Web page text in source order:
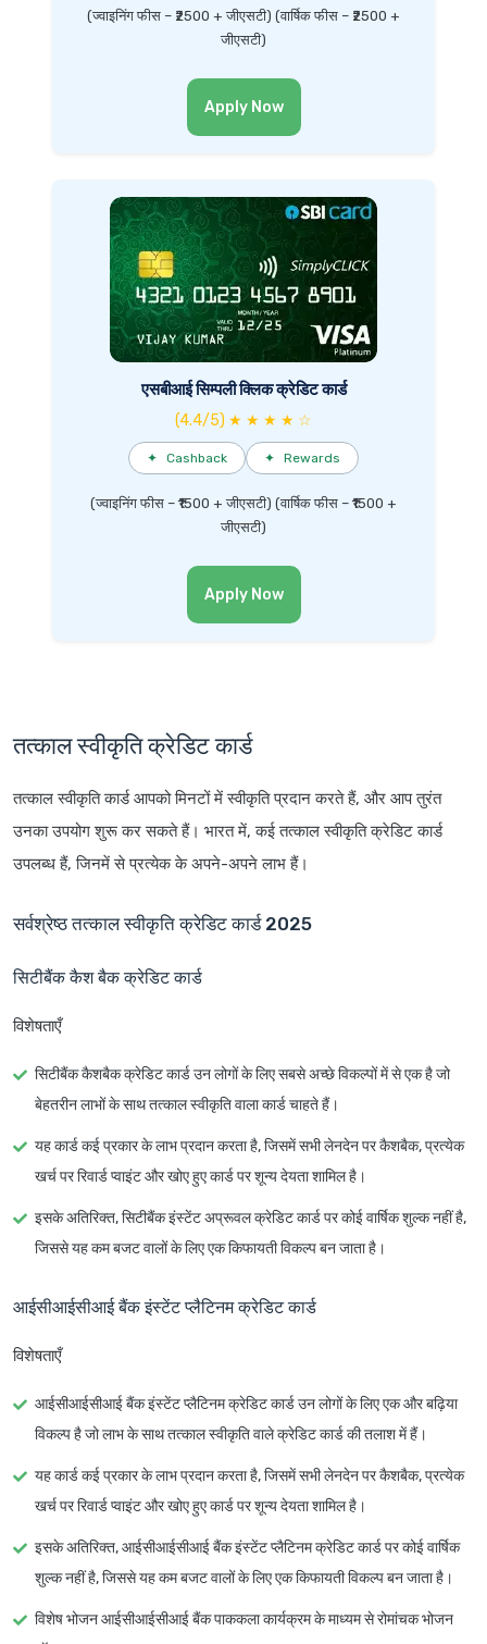
(ज्वाइनिंग फीस – ₹2500 + जीएसटी) (वार्षिक फीस – ₹2500 +
जीएसटी)
Apply Now
एसबीआई सिम्पली क्लिक क्रेडिट कार्ड
(4.4/5) ★ ★ ★ ★ ☆
✦ Cashback ✦ Rewards
(ज्वाइनिंग फीस – ₹1500 + जीएसटी) (वार्षिक फीस – ₹1500 +
जीएसटी)
Apply Now
तत्काल स्वीकृति क्रेडिट कार्ड
तत्काल स्वीकृति कार्ड आपको मिनटों में स्वीकृति प्रदान करते हैं, और आप तुरंत
उनका उपयोग शुरू कर सकते हैं। भारत में, कई तत्काल स्वीकृति क्रेडिट कार्ड
उपलब्ध हैं, जिनमें से प्रत्येक के अपने-अपने लाभ हैं।
सर्वश्रेष्ठ तत्काल स्वीकृति क्रेडिट कार्ड 2025
सिटीबैंक कैश बैक क्रेडिट कार्ड
विशेषताएँ
सिटीबैंक कैशबैक क्रेडिट कार्ड उन लोगों के लिए सबसे अच्छे विकल्पों में से एक है जो
बेहतरीन लाभों के साथ तत्काल स्वीकृति वाला कार्ड चाहते हैं।
यह कार्ड कई प्रकार के लाभ प्रदान करता है, जिसमें सभी लेनदेन पर कैशबैक, प्रत्येक
खर्च पर रिवार्ड प्वाइंट और खोए हुए कार्ड पर शून्य देयता शामिल है।
इसके अतिरिक्त, सिटीबैंक इंस्टेंट अप्रूवल क्रेडिट कार्ड पर कोई वार्षिक शुल्क नहीं है,
जिससे यह कम बजट वालों के लिए एक किफायती विकल्प बन जाता है।
आईसीआईसीआई बैंक इंस्टेंट प्लैटिनम क्रेडिट कार्ड
विशेषताएँ
आईसीआईसीआई बैंक इंस्टेंट प्लैटिनम क्रेडिट कार्ड उन लोगों के लिए एक और बढ़िया
विकल्प है जो लाभ के साथ तत्काल स्वीकृति वाले क्रेडिट कार्ड की तलाश में हैं।
यह कार्ड कई प्रकार के लाभ प्रदान करता है, जिसमें सभी लेनदेन पर कैशबैक, प्रत्येक
खर्च पर रिवार्ड प्वाइंट और खोए हुए कार्ड पर शून्य देयता शामिल है।
इसके अतिरिक्त, आईसीआईसीआई बैंक इंस्टेंट प्लैटिनम क्रेडिट कार्ड पर कोई वार्षिक
शुल्क नहीं है, जिससे यह कम बजट वालों के लिए एक किफायती विकल्प बन जाता है।
विशेष भोजन आईसीआईसीआई बैंक पाककला कार्यक्रम के माध्यम से रोमांचक भोजन